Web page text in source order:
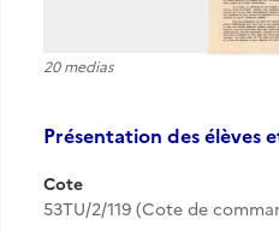
20 medias
Présentation des élèves
Cote
53TU/2/119 (Cote de